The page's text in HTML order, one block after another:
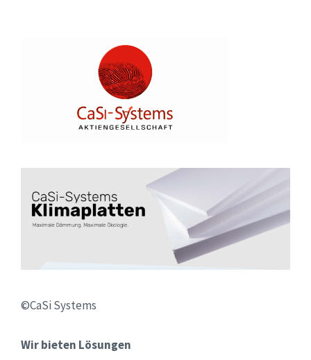
©CaSi Systems
Wir bieten Lösungen